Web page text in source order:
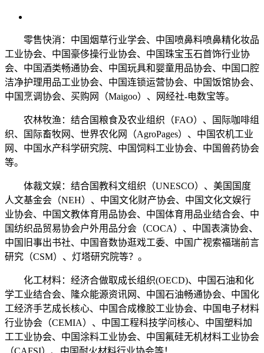
零售快消：中国烟草行业学会、中国喷鼻料喷鼻精化妆品
工业协会、中国豪侈操行业协会、中国珠宝玉石首饰行业协
会、中国酒类畅通协会、中国玩具和婴童用品协会、中国口腔
洁净护理用品工业协会、中国连锁运营协会、中国饭馆协会、
中国烹调协会、买购网（Maigoo）、网经社-电数宝等。
农林牧渔：结合国粮食及农业组织（FAO）、国际咖啡组
织、国际畜牧网、世界农化网（AgroPages）、中国农机工业
网、中国水产科学研究院、中国饲料工业协会、中国兽药协会
等。
体裁文娱：结合国教科文组织（UNESCO）、美国国度
人文基金会（NEH）、中国文化财产协会、中国文化文娱行
业协会、中国文教体育用品协会、中国体育用品业结合会、中
国纺织品贸易协会户外用品分会（COCA）、中国表演协会、
中国旧事出书社、中国音数协逛戏工委、中国广视索福瑞前言
研究（CSM）、灯塔研究院等？。
化工材料：经济合做取成长组织(OECD)、中国石油和化
学工业结合会、隆众能源资讯网、中国石油畅通协会、中国化
工经济手艺成长核心、中国合成橡胶工业协会、中国电子材料
行业协会（CEMIA）、中国工程科技学问核心、中国塑料加
工工业协会、中国涂料工业协会、中国氟硅无机材料工业协会
（CAFSI）、中国耐火材料行业协会等！